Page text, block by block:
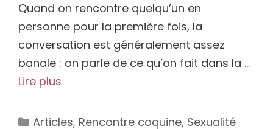
Quand on rencontre quelqu’un en
personne pour la première fois, la
conversation est généralement assez
banale : on parle de ce qu’on fait dans la …
Lire plus
Catégories
Articles, Rencontre coquine, Sexualité